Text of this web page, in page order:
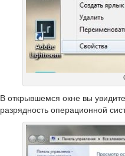
В открывшемся окне вы
разрядность операционной